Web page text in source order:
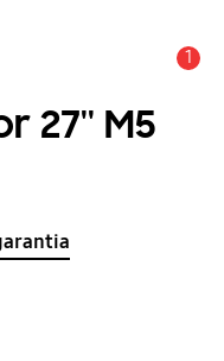
1
27'' M5